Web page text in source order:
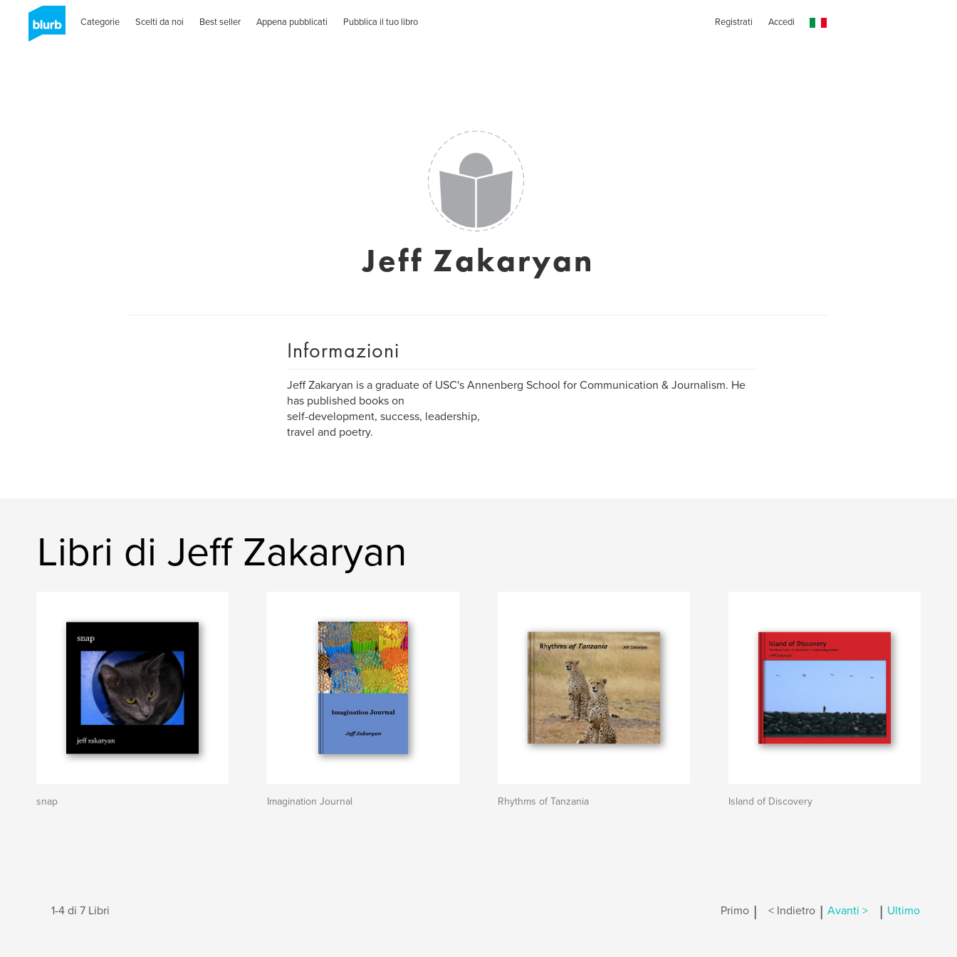
Categorie Scelti da noi Best seller Appena pubblicati Pubblica il tuo libro Registrati Accedi
Jeff Zakaryan
Informazioni
Jeff Zakaryan is a graduate of USC's Annenberg School for Communication & Journalism. He
has published books on
self-development, success, leadership,
travel and poetry.
Libri di Jeff Zakaryan
snap Imagination Journal Rhythms of Tanzania Island of Discovery
1-4 di 7 Libri Primo | < Indietro | Avanti > | Ultimo